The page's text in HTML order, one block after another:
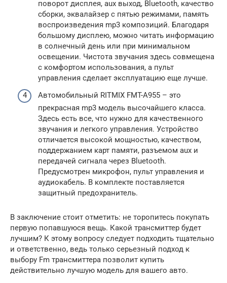
поворот дисплея, aux выход, Bluetooth, качество
сборки, эквалайзер с пятью режимами, память
воспроизведения mp3 композиций. Благодаря
большому дисплею, можно читать информацию
в солнечный день или при минимальном
освещении. Чистота звучания здесь совмещена
с комфортом использования, а пульт
управления сделает эксплуатацию еще лучше.
Автомобильный RITMIX FMT-A955 – это
прекрасная mp3 модель высочайшего класса.
Здесь есть все, что нужно для качественного
звучания и легкого управления. Устройство
отличается высокой мощностью, качеством,
поддержанием карт памяти, разъемом aux и
передачей сигнала через Bluetooth.
Предусмотрен микрофон, пульт управления и
аудиокабель. В комплекте поставляется
защитный предохранитель.
В заключение стоит отметить: не торопитесь покупать
первую попавшуюся вещь. Какой трансмиттер будет
лучшим? К этому вопросу следует подходить тщательно
и ответственно, ведь только серьезный подход к
выбору Fm трансмиттера позволит купить
действительно лучшую модель для вашего авто.